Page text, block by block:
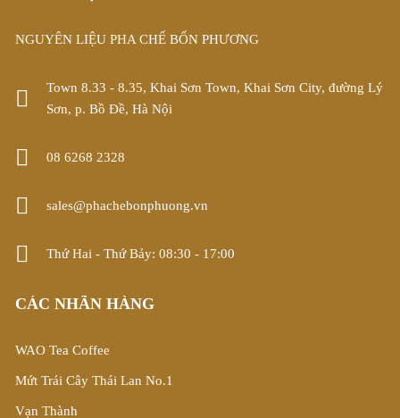
NGUYÊN LIỆU PHA CHẾ BỐN PHƯƠNG
Town 8.33 - 8.35, Khai Sơn Town, Khai Sơn City, đường Lý
Sơn, p. Bồ Đề, Hà Nội
08 6268 2328
sales@phachebonphuong.vn
Thứ Hai - Thứ Bảy: 08:30 - 17:00
CÁC NHÃN HÀNG
WAO Tea Coffee
Mứt Trái Cây Thái Lan No.1
Vạn Thành